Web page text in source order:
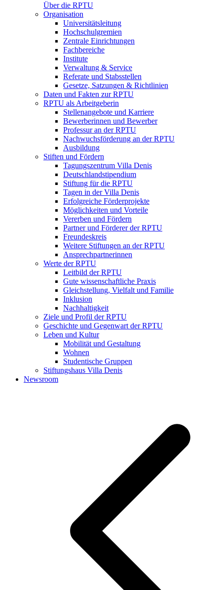
Über die RPTU
Organisation
Universitätsleitung
Hochschulgremien
Zentrale Einrichtungen
Fachbereiche
Institute
Verwaltung & Service
Referate und Stabsstellen
Gesetze, Satzungen & Richtlinien
Daten und Fakten zur RPTU
RPTU als Arbeitgeberin
Stellenangebote und Karriere
Bewerberinnen und Bewerber
Professur an der RPTU
Nachwuchsförderung an der RPTU
Ausbildung
Stiften und Fördern
Tagungszentrum Villa Denis
Deutschlandstipendium
Stiftung für die RPTU
Tagen in der Villa Denis
Erfolgreiche Förderprojekte
Möglichkeiten und Vorteile
Vererben und Fördern
Partner und Förderer der RPTU
Freundeskreis
Weitere Stiftungen an der RPTU
Ansprechpartnerinnen
Werte der RPTU
Leitbild der RPTU
Gute wissenschaftliche Praxis
Gleichstellung, Vielfalt und Familie
Inklusion
Nachhaltigkeit
Ziele und Profil der RPTU
Geschichte und Gegenwart der RPTU
Leben und Kultur
Mobilität und Gestaltung
Wohnen
Studentische Gruppen
Stiftungshaus Villa Denis
Newsroom